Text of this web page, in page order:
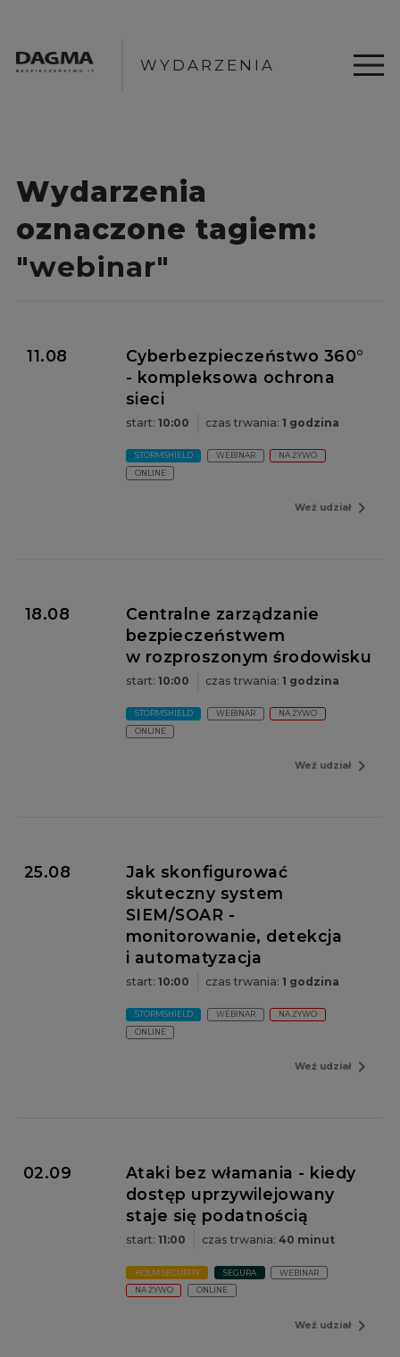
WYDARZENIA
Wydarzenia
oznaczone tagiem:
"webinar"
11.08
Cyberbezpieczeństwo 360°
- kompleksowa ochrona
sieci
start: 10:00 czas trwania:1 godzina
STORMSHIELD WEBINAR
NA ŻYWO
ONLINE
Weź udziałnavigate_next
18.08
Centralne zarządzanie
bezpieczeństwem
w rozproszonym środowisku
start: 10:00 czas trwania:1 godzina
STORMSHIELD WEBINAR
NA ŻYWO
ONLINE
Weź udziałnavigate_next
25.08
Jak skonfigurować
skuteczny system
SIEM/SOAR -
monitorowanie, detekcja
i automatyzacja
start: 10:00 czas trwania:1 godzina
STORMSHIELD WEBINAR
NA ŻYWO
ONLINE
Weź udziałnavigate_next
02.09
Ataki bez włamania - kiedy
dostęp uprzywilejowany
staje się podatnością
start: 11:00 czas trwania:40 minut
HOLM SECURITY SEGURA
WEBINAR
NA ŻYWO
ONLINE
Weź udziałnavigate_next